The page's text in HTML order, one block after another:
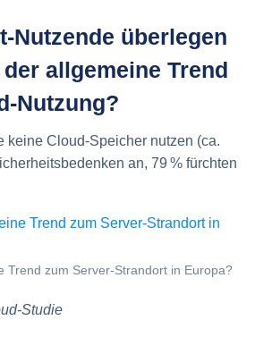
überlegen
allgemeine Trend
Nutzung?
keine Cloud‑Speicher nutzen (ca.
an, 79 % fürchten
Trend zum Server-Strandort in Europa?
Studie